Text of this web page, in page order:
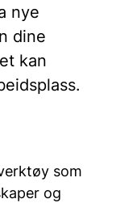
nye
dine
kan
som
og